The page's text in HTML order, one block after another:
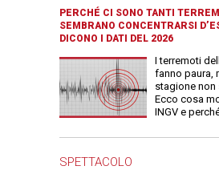
PERCHÉ CI SONO TANTI
SEMBRANO CONCENTRARSI
DICONO I DATI DEL 2026
I terremoti
fanno paura,
stagione non
Ecco cosa
INGV e
SPETTACOLO